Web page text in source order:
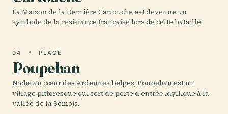
La Maison de la Dernière Cartouche est devenue un
symbole de la résistance française lors de cette bataille.
04 PLACE
Poupehan
Niché au cœur des Ardennes belges, Poupehan est un
village pittoresque qui sert de porte d'entrée idyllique à la
vallée de la Semois.